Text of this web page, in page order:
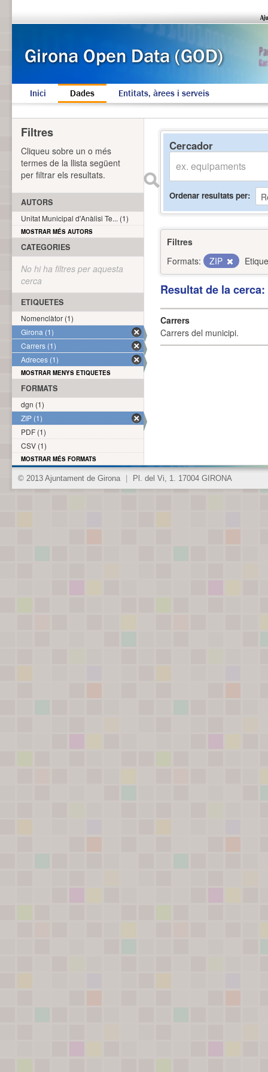
Inici Dades Entitats, àrees i serveis
Cercador
Ordenar resultats per
Filtres
Formats:
ZIP
Resultat de la
Carrers
Carrers del municipi.
Filtres
Cliqueu sobre un o més
termes de la llista següent
per filtrar els resultats.
AUTORS
Unitat Municipal d'Anàlisi Te... (1)
MOSTRAR MÉS AUTORS
CATEGORIES
No hi ha filtres per aquesta
cerca
ETIQUETES
Nomenclàtor (1)
Girona (1)
Carrers (1)
Adreces (1)
MOSTRAR MENYS ETIQUETES
FORMATS
dgn (1)
ZIP (1)
PDF (1)
CSV (1)
MOSTRAR MÉS FORMATS
© 2013 Ajuntament de Girona Pl. del Vi, 1. 17004 GIRONA